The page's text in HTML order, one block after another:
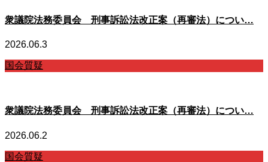
衆議院法務委員会 刑事訴訟法改正案（再審法）につい…
2026.06.3
国会質疑
衆議院法務委員会 刑事訴訟法改正案（再審法）につい…
2026.06.2
国会質疑